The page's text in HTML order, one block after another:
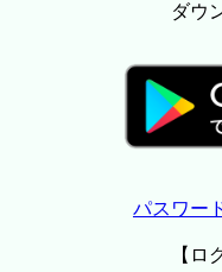
ダウ
パスワー
【ロ